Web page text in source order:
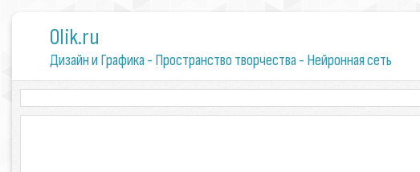
0lik.ru
Дизайн и Графика - Пространство творчества - Нейронная сеть